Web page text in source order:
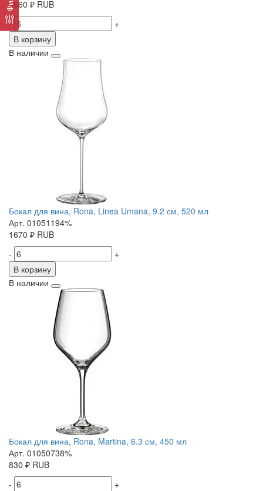
1660 ₽ RUB
-
+
В корзину
В наличии
Бокал для вина, Rona, Linea Umana, 9.2 см, 520 мл
Арт. 01051194%
1670 ₽ RUB
-
+
В корзину
В наличии
Бокал для вина, Rona, Martina, 6.3 см, 450 мл
Арт. 01050738%
830 ₽ RUB
-
+